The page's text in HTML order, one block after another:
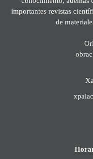
importantes revistas
de